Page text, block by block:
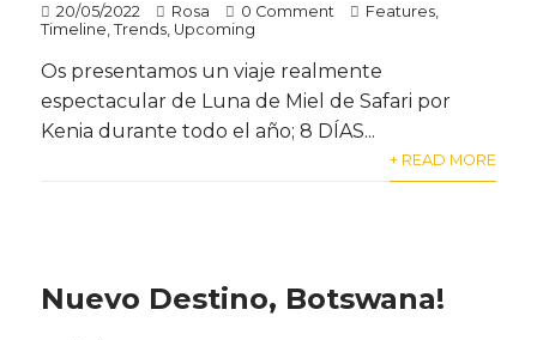
20/05/2022 Rosa 0 Comment Features
Timeline ,Trends Upcoming
Os presentamos un viaje realmente
espectacular de Luna de Miel de Safari por
Kenia durante todo el año; 8 DÍAS...
+ READ MORE
Nuevo Destino, Botswana!